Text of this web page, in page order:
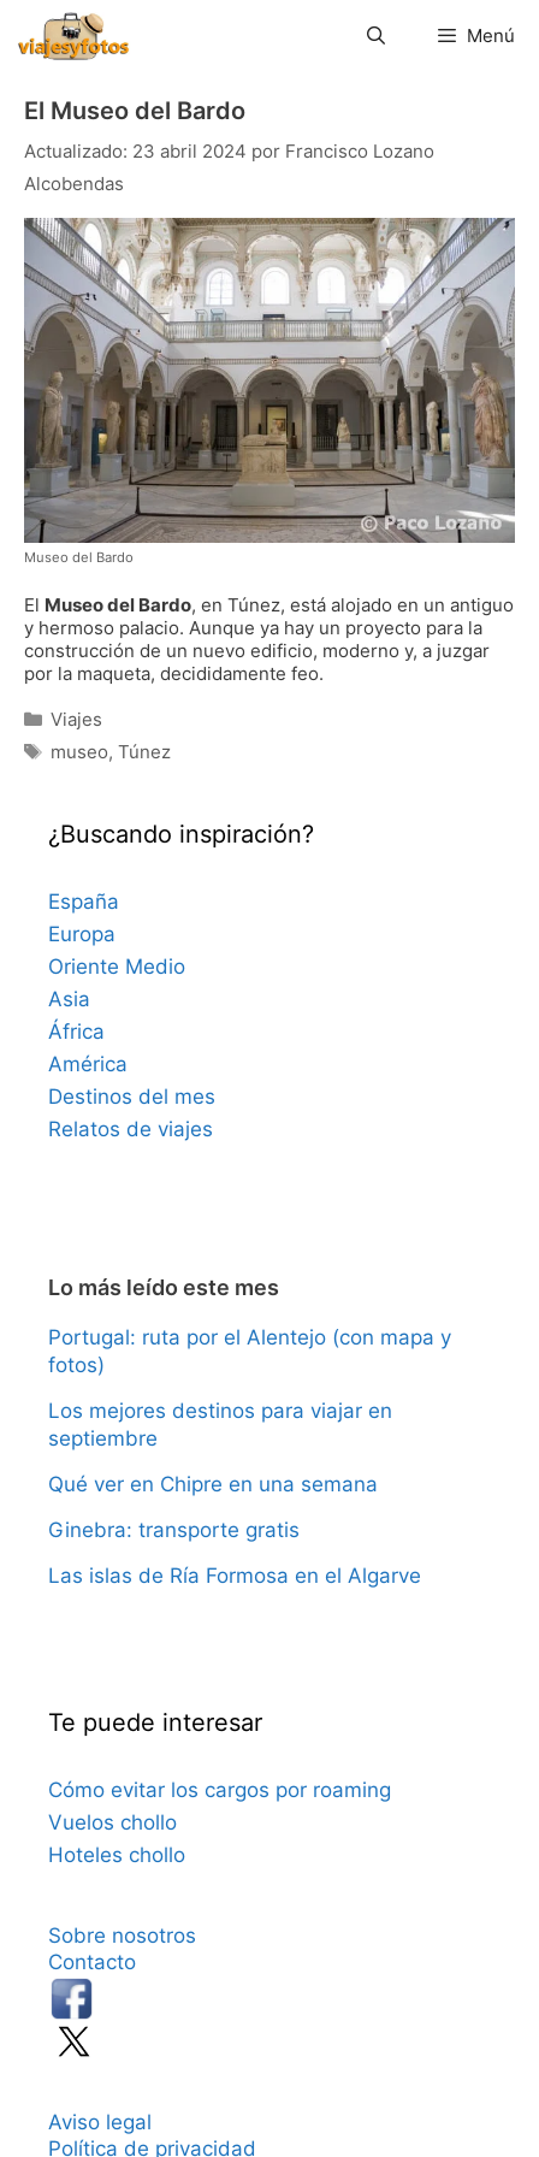
contenido
Menú
El Museo del Bardo
23 abril 2024 por Francisco Lozano
Alcobendas
Museo del Bardo
El Museo del Bardo, en Túnez, está alojado en un antiguo
y hermoso palacio. Aunque ya hay un proyecto para la
construcción de un nuevo edificio, moderno y, a juzgar
por la maqueta, decididamente feo.
Categorías
Viajes
Etiquetas
museo, Túnez
¿Buscando inspiración?
España
Europa
Oriente Medio
Asia
África
América
Destinos del mes
Relatos de viajes
Lo más leído este mes
Portugal: ruta por el Alentejo (con mapa y
fotos)
Los mejores destinos para viajar en
septiembre
Qué ver en Chipre en una semana
Ginebra: transporte gratis
Las islas de Ría Formosa en el Algarve
Te puede interesar
Cómo evitar los cargos por roaming
Vuelos chollo
Hoteles chollo
Sobre nosotros
Contacto
Aviso legal
Política de privacidad